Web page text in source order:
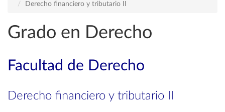
Derecho financiero y tributario II
Grado en Derecho
Facultad de Derecho
Derecho financiero y tributario II